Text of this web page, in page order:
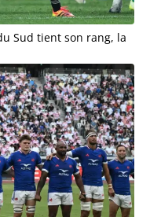
Sud tient son rang, la